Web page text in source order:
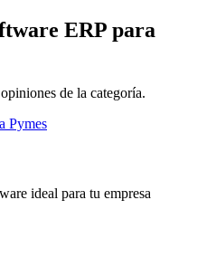
ERP para
de la categoría.
Pymes
ideal para tu empresa